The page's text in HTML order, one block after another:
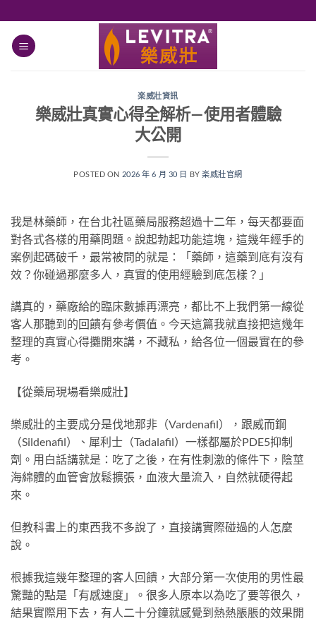
楽威壯資訊
樂威壯真實心得全解析—使用者體驗
大公開
POSTED ON 2026 年 6 月 30 日 BY楽威壯官網
我是林藥師，在台北社區藥局服務超過十二年，每天都要面
對各式各樣的用藥問題。說起勃起功能這塊，這幾年經手的
案例起碼破千，最常被問的就是：「藥師，這藥到底有沒有
效？你碰過那麼多人，真實的使用經驗到底怎樣？」
講真的，藥廠給的臨床數據再漂亮，都比不上我們第一線從
客人那聽到的回饋有參考價值。今天這篇我就直接把這幾年
整理的真實心得攤開來講，不藏私，給各位一個最實在的參
考。
【從藥局現場看樂威壯】
樂威壯的主要成分是伐地那非（Vardenafil），跟威而鋼
（Sildenafil）、犀利士（Tadalafil）一樣都屬於PDE5抑制
劑。用白話講就是：吃了之後，在有性刺激的條件下，陰莖
海綿體的血管會放鬆擴張，血液大量流入，自然就硬得起
來。
但教科書上的東西我不多說了，直接講實際碰過的人怎麼
說。
根據我這幾年整理的客人回饋，大部分第一次使用的男性最
驚豔的點是「有感速度」。很多人原本以為吃了要等很久，
結果實際用下去，有人二十分鐘就感覺到熱熱脹脹的效果開